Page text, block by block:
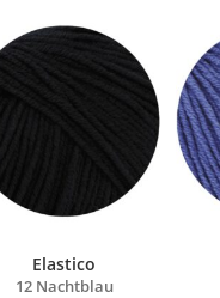
Elastico
12 Nachtblau